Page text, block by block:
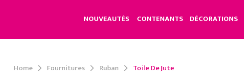
NOUVEAUTÉS CONTENANTS DÉCORATIONS
Home Fournitures Ruban Toile De Jute